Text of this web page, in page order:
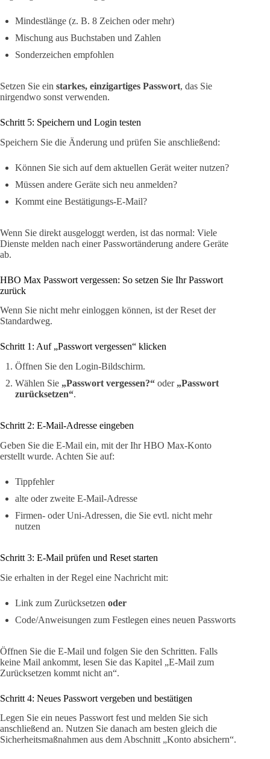
Mindestlänge (z. B. 8 Zeichen oder mehr)
Mischung aus Buchstaben und Zahlen
Sonderzeichen empfohlen
Setzen Sie ein starkes, einzigartiges Passwort, das Sie
nirgendwo sonst verwenden.
Schritt 5: Speichern und Login testen
Speichern Sie die Änderung und prüfen Sie anschließend:
Können Sie sich auf dem aktuellen Gerät weiter nutzen?
Müssen andere Geräte sich neu anmelden?
Kommt eine Bestätigungs-E-Mail?
Wenn Sie direkt ausgeloggt werden, ist das normal: Viele
Dienste melden nach einer Passwortänderung andere Geräte
ab.
HBO Max Passwort vergessen: So setzen Sie Ihr Passwort
zurück
Wenn Sie nicht mehr einloggen können, ist der Reset der
Standardweg.
Schritt 1: Auf „Passwort vergessen“ klicken
Öffnen Sie den Login-Bildschirm.
Wählen Sie „Passwort vergessen?“ oder „Passwort
zurücksetzen“.
Schritt 2: E-Mail-Adresse eingeben
Geben Sie die E-Mail ein, mit der Ihr HBO Max-Konto
erstellt wurde. Achten Sie auf:
Tippfehler
alte oder zweite E-Mail-Adresse
Firmen- oder Uni-Adressen, die Sie evtl. nicht mehr
nutzen
Schritt 3: E-Mail prüfen und Reset starten
Sie erhalten in der Regel eine Nachricht mit:
Link zum Zurücksetzen oder
Code/Anweisungen zum Festlegen eines neuen Passworts
Öffnen Sie die E-Mail und folgen Sie den Schritten. Falls
keine Mail ankommt, lesen Sie das Kapitel „E-Mail zum
Zurücksetzen kommt nicht an“.
Schritt 4: Neues Passwort vergeben und bestätigen
Legen Sie ein neues Passwort fest und melden Sie sich
anschließend an. Nutzen Sie danach am besten gleich die
Sicherheitsmaßnahmen aus dem Abschnitt „Konto absichern“.